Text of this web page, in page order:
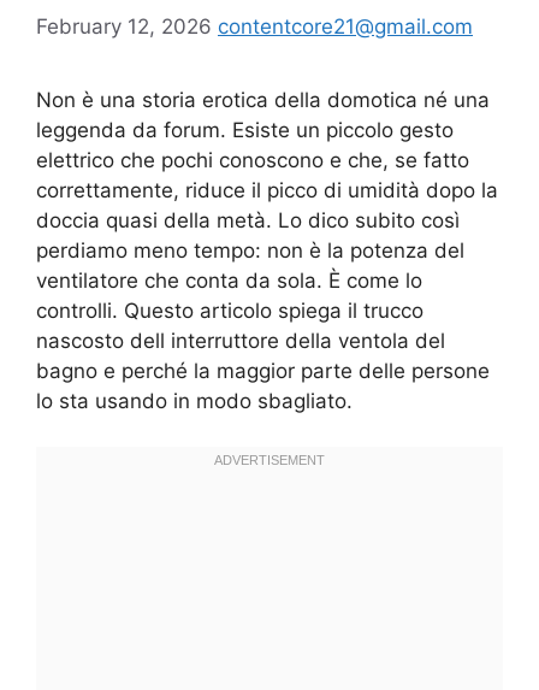
February 12, 2026 contentcore21@gmail.com
Non è una storia erotica della domotica né una
leggenda da forum. Esiste un piccolo gesto
elettrico che pochi conoscono e che, se fatto
correttamente, riduce il picco di umidità dopo la
doccia quasi della metà. Lo dico subito così
perdiamo meno tempo: non è la potenza del
ventilatore che conta da sola. È come lo
controlli. Questo articolo spiega il trucco
nascosto dell interruttore della ventola del
bagno e perché la maggior parte delle persone
lo sta usando in modo sbagliato.